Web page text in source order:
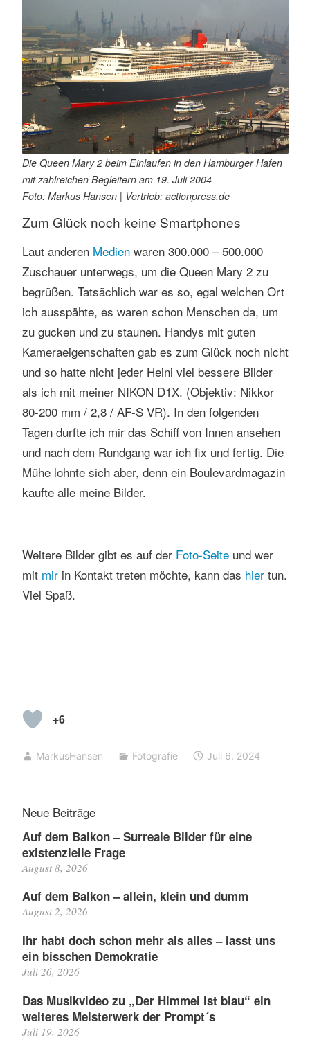
Die Queen Mary 2 beim Einlaufen in den Hamburger Hafen
mit zahlreichen Begleitern am 19. Juli 2004
Foto: Markus Hansen | Vertrieb: actionpress.de
Zum Glück noch keine Smartphones
Laut anderen Medienwaren 300.000 – 500.000
Zuschauer unterwegs, um die Queen Mary 2 zu
begrüßen. Tatsächlich war es so, egal welchen Ort
ich ausspähte, es waren schon Menschen da, um
zu gucken und zu staunen. Handys mit guten
Kameraeigenschaften gab es zum Glück noch nicht
und so hatte nicht jeder Heini viel bessere Bilder
als ich mit meiner NIKON D1X. (Objektiv: Nikkor
80-200 mm / 2,8 / AF-S VR). In den folgenden
Tagen durfte ich mir das Schiff von Innen ansehen
und nach dem Rundgang war ich fix und fertig. Die
Mühe lohnte sich aber, denn ein Boulevardmagazin
kaufte alle meine Bilder.
Weitere Bilder gibt es auf der Foto-Seiteund wer
mit mirin Kontakt treten möchte, kann das hiertun.
Viel Spaß.
+6
MarkusHansen Fotografie Juli 6, 2024
Neue Beiträge
Auf dem Balkon – Surreale Bilder für eine
existenzielle Frage
August 8, 2026
Auf dem Balkon – allein, klein und dumm
August 2, 2026
Ihr habt doch schon mehr als alles – lasst uns
ein bisschen Demokratie
Juli 26, 2026
Das Musikvideo zu „Der Himmel ist blau“ ein
weiteres Meisterwerk der Prompt´s
Juli 19, 2026